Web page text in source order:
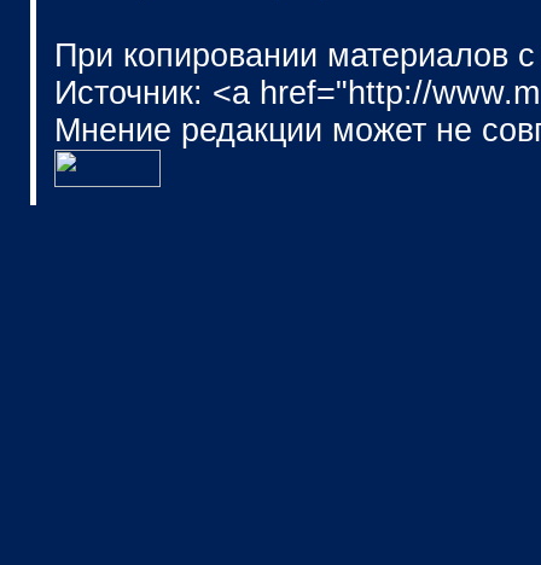
При копировании материалов
Источник: <a href="http://
Мнение редакции может не